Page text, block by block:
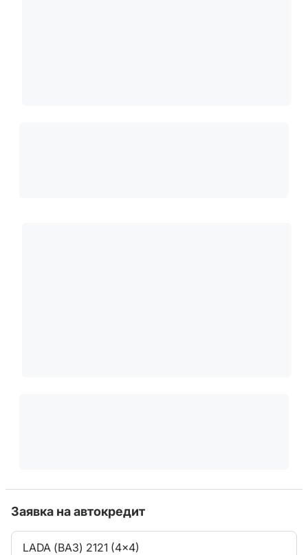
Заявка на автокредит
LADA (ВАЗ) 2121 (4x4)